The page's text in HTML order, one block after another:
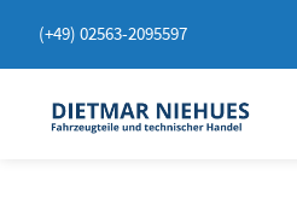
zum
(+49) 02563-2095597